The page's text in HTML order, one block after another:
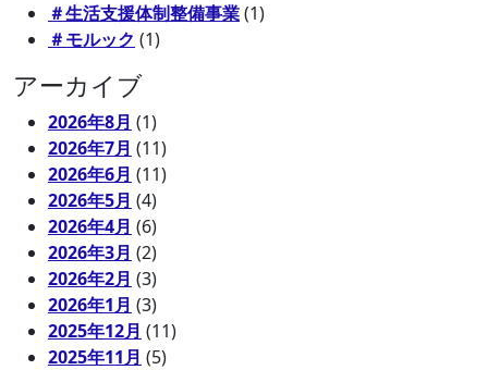
＃生活支援体制整備事業(1)
＃モルック (1)
アーカイブ
2026年8月 (1)
2026年7月 (11)
2026年6月 (11)
2026年5月 (4)
2026年4月 (6)
2026年3月 (2)
2026年2月 (3)
2026年1月 (3)
2025年12月 (11)
2025年11月 (5)